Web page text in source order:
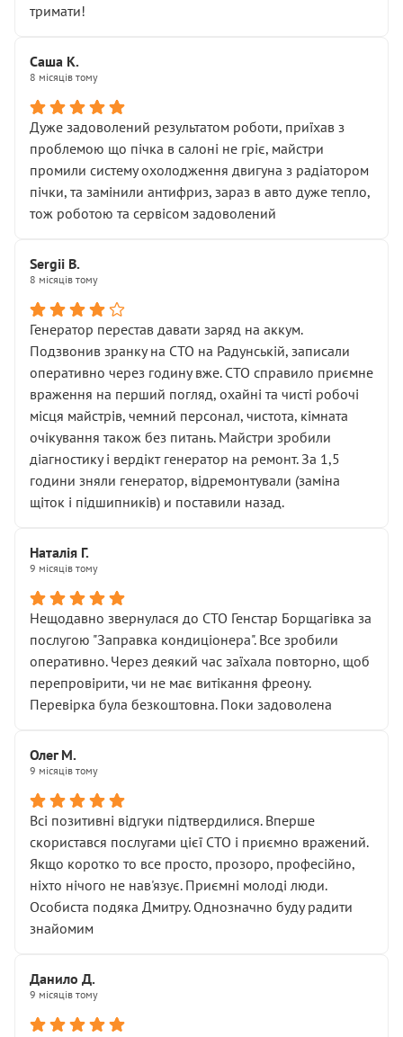
тримати!
Саша К.
8 місяців тому
Дуже задоволений результатом роботи, приїхав з
проблемою що пічка в салоні не гріє, майстри
промили систему охолодження двигуна з радіатором
пічки, та замінили антифриз, зараз в авто дуже тепло,
тож роботою та сервісом задоволений
Sergii B.
8 місяців тому
Генератор перестав давати заряд на аккум.
Подзвонив зранку на СТО на Радунській, записали
оперативно через годину вже. СТО справило приємне
враження на перший погляд, охайні та чисті робочі
місця майстрів, чемний персонал, чистота, кімната
очікування також без питань. Майстри зробили
діагностику і вердікт генератор на ремонт. За 1,5
години зняли генератор, відремонтували (заміна
щіток і підшипників) и поставили назад.
Наталія Г.
9 місяців тому
Нещодавно звернулася до СТО Генстар Борщагівка за
послугою "Заправка кондиціонера". Все зробили
оперативно. Через деякий час заїхала повторно, щоб
перепровірити, чи не має витікання фреону.
Перевірка була безкоштовна. Поки задоволена
Олег М.
9 місяців тому
Всі позитивні відгуки підтвердилися. Вперше
скористався послугами цієї СТО і приємно вражений.
Якщо коротко то все просто, прозоро, професійно,
ніхто нічого не нав'язує. Приємні молоді люди.
Особиста подяка Дмитру. Однозначно буду радити
знайомим
Данило Д.
9 місяців тому